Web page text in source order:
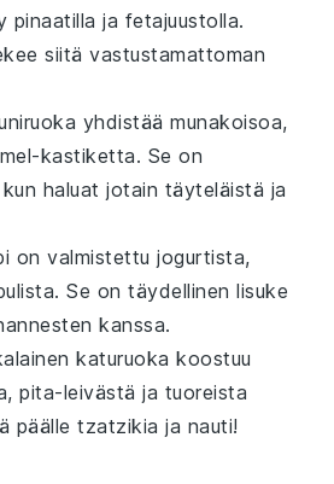
pinaatilla ja fetajuustolla.
siitä vastustamattoman
yhdistäämunakoisoa,
kastiketta. Se on
haluat jotain täyteläistä ja
on valmistettujogurtista,
. Se on täydellinen lisuke
kanssa.
katuruoka koostuu
,pita-leivästä ja tuoreista
päälletzatzikia ja nauti!